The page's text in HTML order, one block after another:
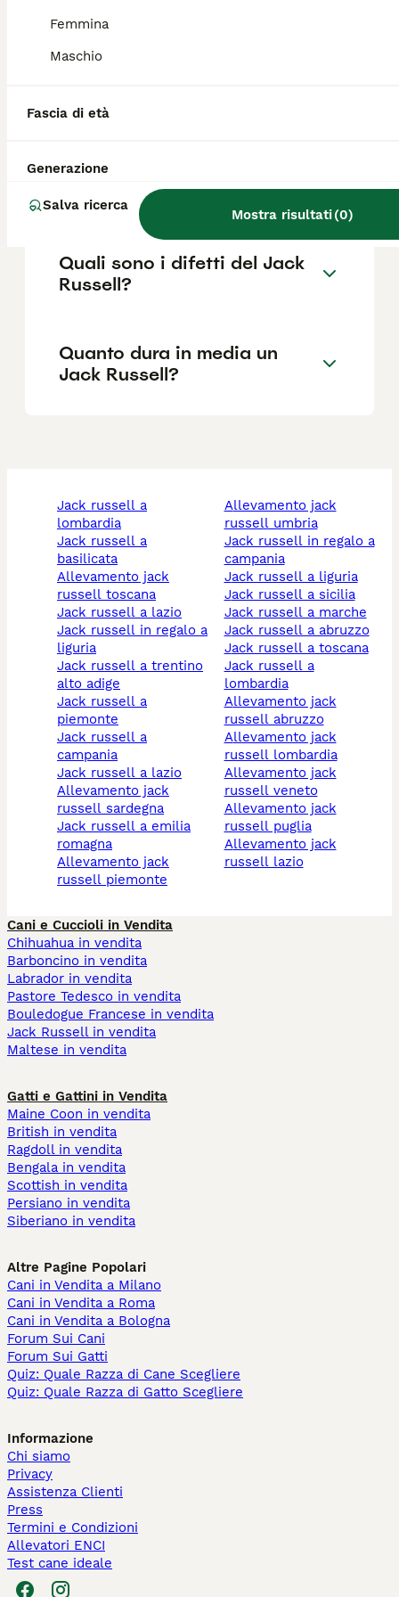
Femmina
Maschio
Fascia di età
Generazione
Salva ricerca
Mostra risultati(0)
dell'allevatore e la posizione.
russel e Jack Russell Terrier?
Quanto è impegnativo un
Jack Russell?
Quali sono i difetti del Jack
Russell?
Quanto dura in media un
Jack Russell?
jack russell a
lombardia
jack russell a
basilicata
allevamento jack
russell toscana
jack russell a lazio
jack russell in regalo a
liguria
jack russell a trentino
alto adige
jack russell a
piemonte
jack russell a
campania
jack russell a lazio
allevamento jack
russell sardegna
jack russell a emilia
romagna
allevamento jack
russell piemonte
allevamento jack
russell umbria
jack russell in regalo a
campania
jack russell a liguria
jack russell a sicilia
jack russell a marche
jack russell a abruzzo
jack russell a toscana
jack russell a
lombardia
allevamento jack
russell abruzzo
allevamento jack
russell lombardia
allevamento jack
russell veneto
allevamento jack
russell puglia
allevamento jack
russell lazio
Cani e Cuccioli in Vendita
Chihuahua in vendita
Barboncino in vendita
Labrador in vendita
Pastore Tedesco in vendita
Bouledogue Francese in vendita
Jack Russell in vendita
Maltese in vendita
Gatti e Gattini in Vendita
Maine Coon in vendita
British in vendita
Ragdoll in vendita
Bengala in vendita
Scottish in vendita
Persiano in vendita
Siberiano in vendita
Altre Pagine Popolari
Cani in Vendita a Milano
Cani in Vendita a Roma
Cani in Vendita a Bologna
Forum Sui Cani
Forum Sui Gatti
Quiz: Quale Razza di Cane Scegliere
Quiz: Quale Razza di Gatto Scegliere
Informazione
Chi siamo
Privacy
Assistenza Clienti
Press
Termini e Condizioni
Allevatori ENCI
Test cane ideale